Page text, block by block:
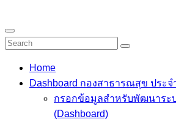
Home
Dashboard กองสาธารณสุข ประจ
กรอกข้อมูลสำหรับพัฒนาระ
(Dashboard)